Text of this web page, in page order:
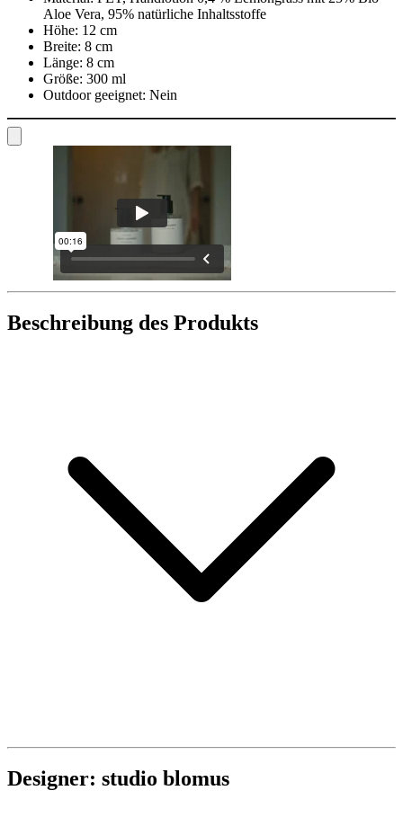
Aloe Vera, 95% natürliche Inhaltsstoffe
Höhe: 12 cm
Breite: 8 cm
Länge: 8 cm
Größe: 300 ml
Outdoor geeignet: Nein
Beschreibung des Produkts
Designer: studio blomus